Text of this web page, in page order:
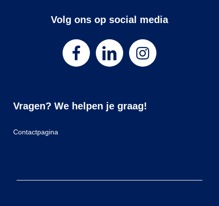
Volg ons op social media
Vragen? We helpen je graag!
Contactpagina